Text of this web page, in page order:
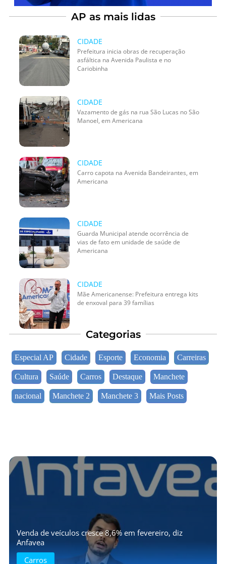
AP as mais lidas
CIDADE
Prefeitura inicia obras de recuperação
asfáltica na Avenida Paulista e no
Cariobinha
CIDADE
Vazamento de gás na rua São Lucas no São
Manoel, em Americana
CIDADE
Carro capota na Avenida Bandeirantes, em
Americana
CIDADE
Guarda Municipal atende ocorrência de
vias de fato em unidade de saúde de
Americana
CIDADE
Mãe Americanense: Prefeitura entrega kits
de enxoval para 39 famílias
Categorias
Especial AP Cidade Esporte Economia Carreiras
Cultura Saúde Carros Destaque Manchete
nacional Manchete 2 Manchete 3 Mais Posts
Venda de veículos cresce 8,6% em fevereiro, diz
Anfavea
Carros